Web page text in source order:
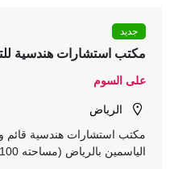
جديد
مكتب استشارات هندسية
على السوم
الرياض
مكتب استشارات هندسية قائم
الياسمين بالرياض (مساحته 100 متر) . مؤثث بالكامل بللتقبيل او...